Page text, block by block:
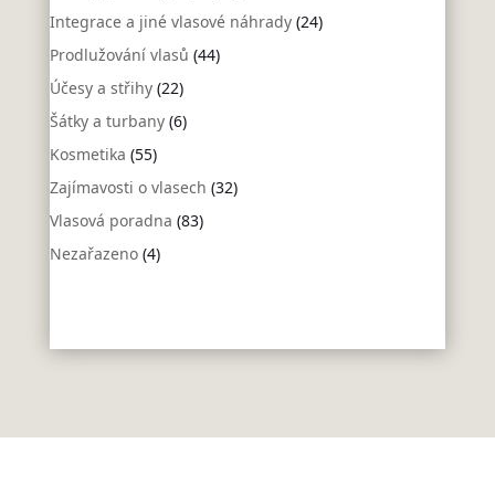
Integrace a jiné vlasové náhrady(24)
Prodlužování vlasů (44)
Účesy a střihy(22)
Šátky a turbany(6)
Kosmetika (55)
Zajímavosti o vlasech (32)
Vlasová poradna (83)
Nezařazeno(4)